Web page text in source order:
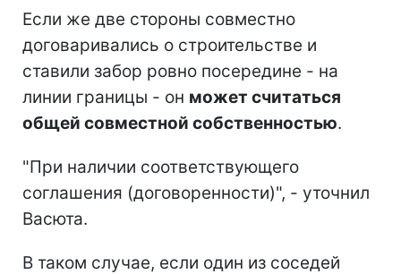
Если же две стороны совместно
договаривались о строительстве и
ставили забор ровно посередине - на
линии границы - он может считаться
общей совместной собственностью.
"При наличии соответствующего
соглашения (договоренности)", - уточнил
Васюта.
В таком случае, если один из соседей